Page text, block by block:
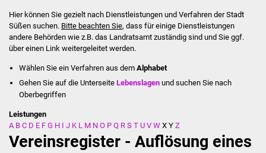
Ratsinformationssystem
Jugendbeirat
Summerrockfestival
Stadtverwaltung
Hier können Sie gezielt nach Dienstleistungen und Verfahren der Stadt
Süßen suchen. Bitte beachten Sie, dass für einige Dienstleistungen
andere Behörden wie z.B. das Landratsamt zuständig sind und Sie ggf.
über einen Link weitergeleitet werden.
Wählen Sie ein Verfahren aus dem Alphabet
Gehen Sie auf die UnterseiteLebenslagen und suchen Sie nach
Oberbegriffen
Leistungen
A B C D E F G H I J K L M N O P Q R S T U V W X Y Z
Vereinsregister - Auflösung eines